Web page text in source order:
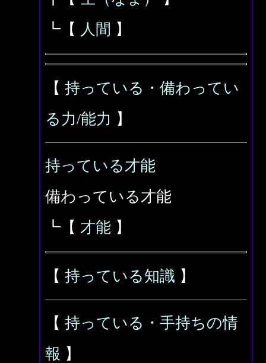
┗【 人間 】
【 持っている・備わってい
る力/能力 】
持っている才能
備わっている才能
┗【 才能 】
【 持っている知識 】
【 持っている・手持ちの情
報 】